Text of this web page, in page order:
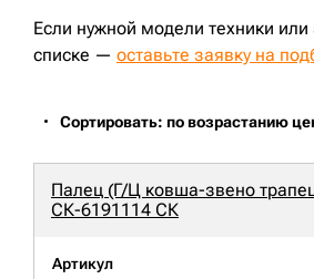
Если нужной модели техники или
списке — оставьте заявку на
Сортировать: по возрастанию
Палец (Г/Ц ковша-звено
СК-6191114 СК
Артикул